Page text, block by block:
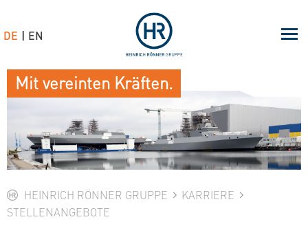
HEINRICH RÖNNER GRUPPE
KARRIERE
STELLENANGEBOTE
Mit vereinten Kräften.
DE EN